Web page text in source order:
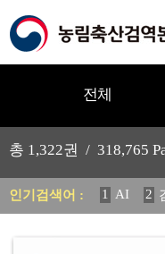
전체
총 1,322권 / 318,765
인기검색어 : 1 AI 2
11 2025